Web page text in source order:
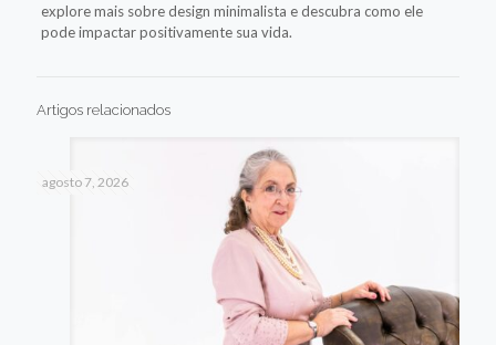
explore mais sobre design minimalista e descubra como ele
pode impactar positivamente sua vida.
Artigos relacionados
agosto 7, 2026